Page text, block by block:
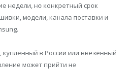
недели, но конкретный срок
модели, канала поставки и
купленный в России или ввезённый
может прийти не